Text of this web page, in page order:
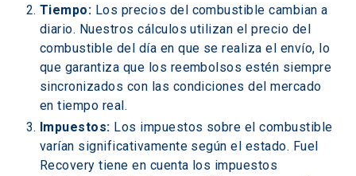
Tiempo: Los precios del combustible cambian a
diario. Nuestros cálculos utilizan el precio del
combustible del día en que se realiza el envío, lo
que garantiza que los reembolsos estén siempre
sincronizados con las condiciones del mercado
en tiempo real.
Impuestos: Los impuestos sobre el combustible
varían significativamente según el estado. Fuel
Recovery tiene en cuenta los impuestos